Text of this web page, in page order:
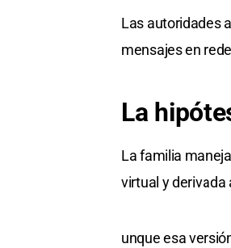
Las autoridades
mensajes en
La
La familia
virtual y derivada
unque esa